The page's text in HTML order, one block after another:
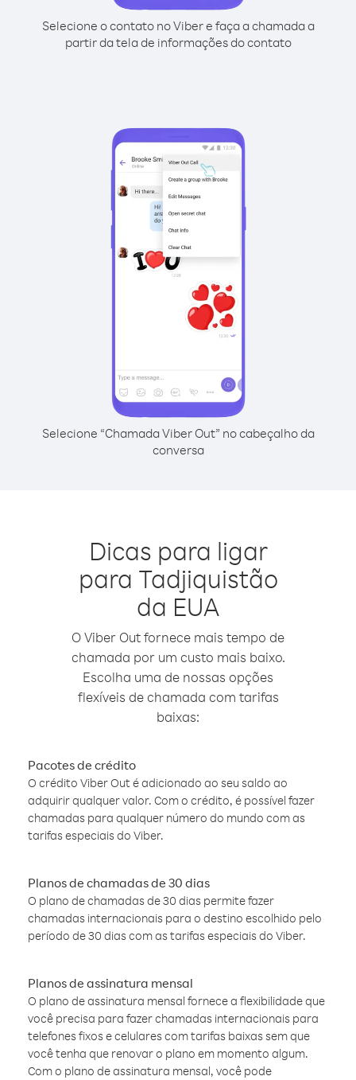
Selecione o contato no Viber e faça a chamada a
partir da tela de informações do contato
Selecione “Chamada Viber Out” no cabeçalho da
conversa
Dicas para ligar
para Tadjiquistão
da EUA
O Viber Out fornece mais tempo de
chamada por um custo mais baixo.
Escolha uma de nossas opções
flexíveis de chamada com tarifas
baixas:
Pacotes de crédito
O crédito Viber Out é adicionado ao seu saldo ao
adquirir qualquer valor. Com o crédito, é possível fazer
chamadas para qualquer número do mundo com as
tarifas especiais do Viber.
Planos de chamadas de 30 dias
O plano de chamadas de 30 dias permite fazer
chamadas internacionais para o destino escolhido pelo
período de 30 dias com as tarifas especiais do Viber.
Planos de assinatura mensal
O plano de assinatura mensal fornece a flexibilidade que
você precisa para fazer chamadas internacionais para
telefones fixos e celulares com tarifas baixas sem que
você tenha que renovar o plano em momento algum.
Com o plano de assinatura mensal, você pode